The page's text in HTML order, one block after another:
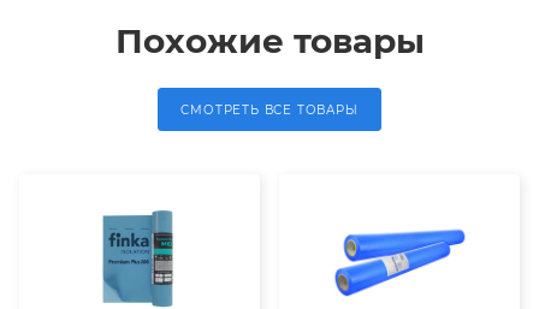
Похожие товары
СМОТРЕТЬ ВСЕ ТОВАРЫ